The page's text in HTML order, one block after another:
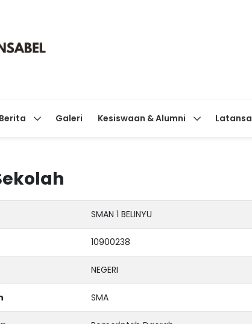
Berita Galeri Kesiswaan & Alumni Latansa
SMAN 1 BELINYU
10900238
NEGERI
SMA